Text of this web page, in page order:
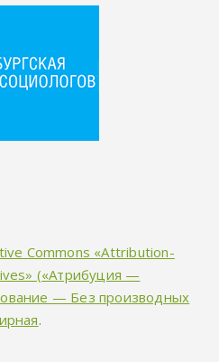
Commons «Attribution-
(«Атрибуция —
— Без производных
.